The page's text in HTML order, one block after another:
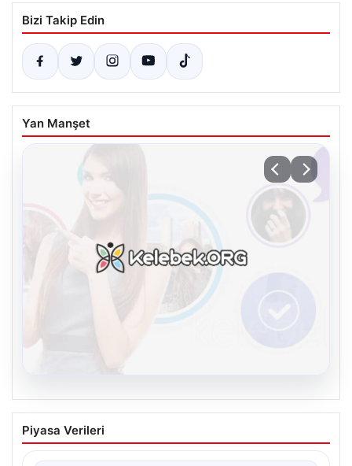
Bizi Takip Edin
Yan Manşet
Kelebek sohbet platformu İle Çevrim içi
İletişimin Seviyeli Adresi Ve Muhabbet
Piyasa Verileri